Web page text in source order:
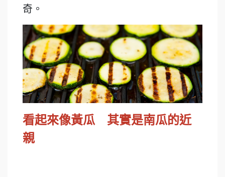
奇。
看起來像黃瓜 其實是南瓜的近
親